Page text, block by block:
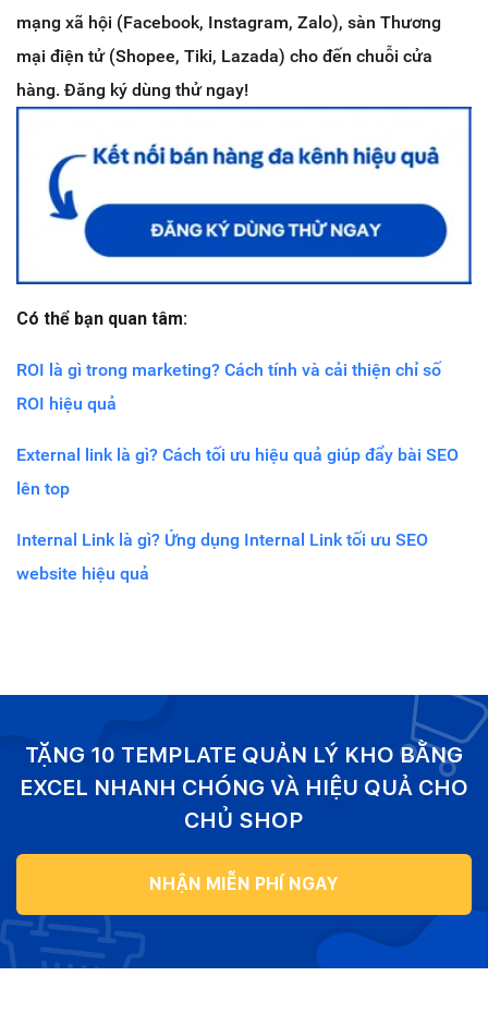
mạng xã hội (Facebook, Instagram, Zalo), sàn Thương
mại điện tử (Shopee, Tiki, Lazada) cho đến chuỗi cửa
hàng. Đăng ký dùng thử ngay!
Có thể bạn quan tâm:
ROI là gì trong marketing? Cách tính và cải thiện chỉ số
ROI hiệu quả
External link là gì? Cách tối ưu hiệu quả giúp đẩy bài SEO
lên top
Internal Link là gì? Ứng dụng Internal Link tối ưu SEO
website hiệu quả
TẶNG 10 TEMPLATE QUẢN LÝ KHO BẰNG
EXCEL NHANH CHÓNG VÀ HIỆU QUẢ CHO
CHỦ SHOP
NHẬN MIỄN PHÍ NGAY